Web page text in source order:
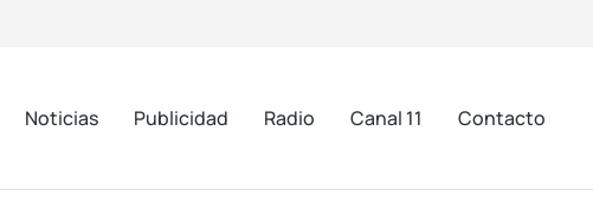
Noticias Publicidad Radio Canal 11 Contacto